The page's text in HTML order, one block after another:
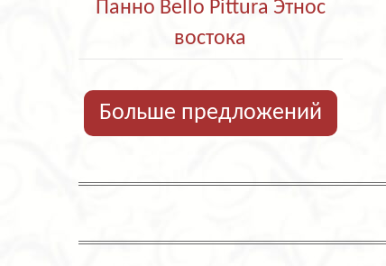
Панно Bello Pittura Этнос
востока
Больше предложений